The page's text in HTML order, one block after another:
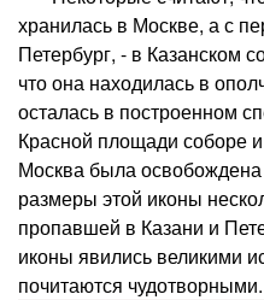
хранилась в Москве, а с
Петербург, - в Казанском
что она находилась в
осталась в построенном
Красной площади соборе
Москва была освобождена
размеры этой иконы
пропавшей в Казани и
иконы явились великими
почитаются чудотворными.